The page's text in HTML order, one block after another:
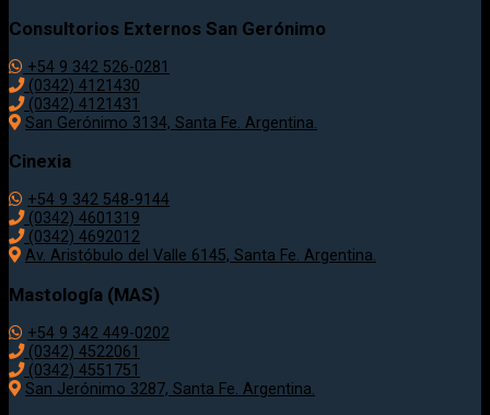
Consultorios Externos San Gerónimo
+54 9 342 526-0281
(0342) 4121430
(0342) 4121431
San Gerónimo 3134, Santa Fe. Argentina.
Cinexia
+54 9 342 548-9144
(0342) 4601319
(0342) 4692012
Av. Aristóbulo del Valle 6145, Santa Fe. Argentina.
Mastología (MAS)
+54 9 342 449-0202
(0342) 4522061
(0342) 4551751
San Jerónimo 3287, Santa Fe. Argentina.